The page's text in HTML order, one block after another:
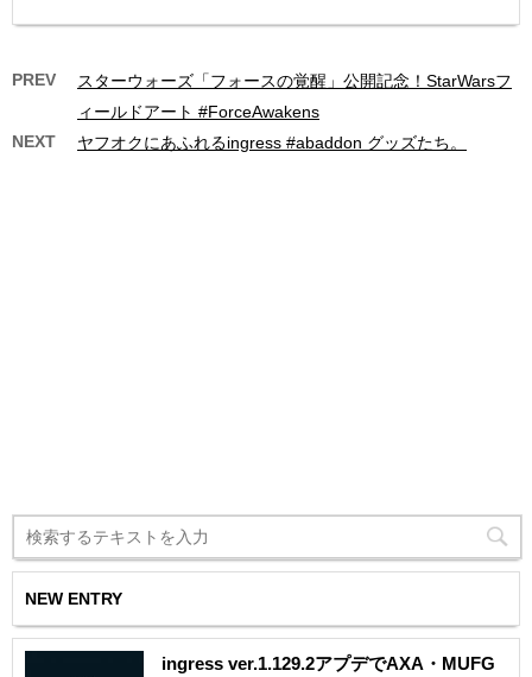
PREV
スターウォーズ「フォースの覚醒」公開記念！StarWarsフ
ィールドアート #ForceAwakens
NEXT
ヤフオクにあふれるingress #abaddon グッズたち。
NEW ENTRY
ingress ver.1.129.2アプデでAXA・MUFG